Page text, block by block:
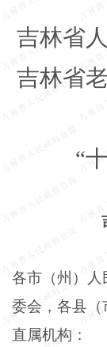
吉林省
吉林省
“
各市（州）人
委会，各县（
直属机构：